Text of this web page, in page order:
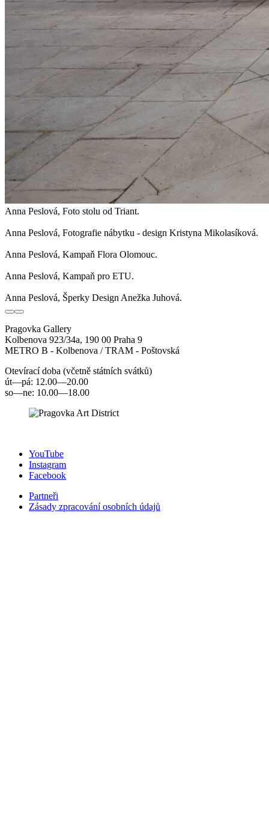
Anna Peslová, Foto stolu od Triant.
Anna Peslová, Fotografie nábytku - design Kristyna Mikolasíková.
Anna Peslová, Kampaň Flora Olomouc.
Anna Peslová, Kampaň pro ETU.
Anna Peslová, Šperky Design Anežka Juhová.
Pragovka Gallery
Kolbenova 923/34a, 190 00 Praha 9
METRO B - Kolbenova / TRAM - Poštovská
Otevírací doba (včetně státních svátků)
út—pá: 12.00—20.00
so—ne: 10.00—18.00
YouTube
Instagram
Facebook
Partneři
Zásady zpracování osobních údajů